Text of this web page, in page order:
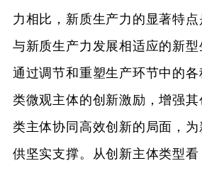
力相比，新质生产力的显著特
与新质生产力发展相适应的新
通过调节和重塑生产环节中的
类微观主体的创新激励，增强
类主体协同高效创新的局面，
供坚实支撑。从创新主体类型